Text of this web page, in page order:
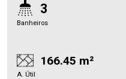
3
Banheiros
166.45 m²
A. Útil